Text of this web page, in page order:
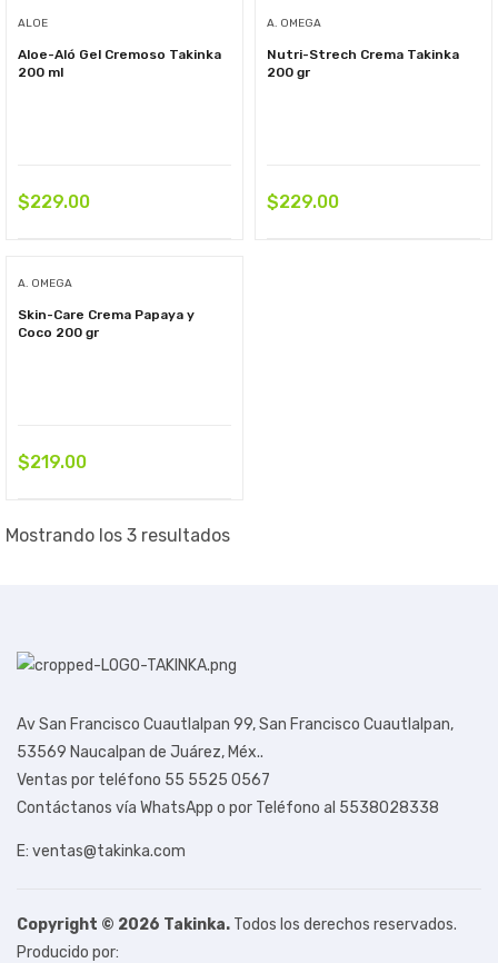
ALOE
Aloe-Aló Gel Cremoso Takinka
200 ml
$229.00
A. OMEGA
Nutri-Strech Crema Takinka
200 gr
$229.00
A. OMEGA
Skin-Care Crema Papaya y
Coco 200 gr
$219.00
Mostrando los 3 resultados
Av San Francisco Cuautlalpan 99,San Francisco Cuautlalpan,
53569 Naucalpan de Juárez, Méx..
Ventas por teléfono 55 5525 0567
Contáctanos vía WhatsApp o por Teléfono al 5538028338
E: ventas@takinka.com
Copyright © 2026 Takinka. Todos los derechos reservados.
Producido por: